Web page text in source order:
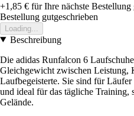
+1,85 € für Ihre nächste Bestellung
Bestellung gutgeschrieben
Loading...
Beschreibung
Die adidas Runfalcon 6
Gleichgewicht zwischen Leistung,
Laufbegeisterte. Sie sind für
und ideal für das tägliche Training,
Gelände.